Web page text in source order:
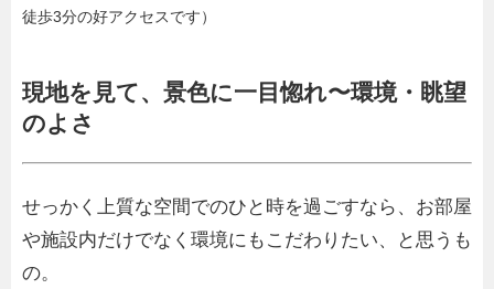
徒歩3分の好アクセスです）
現地を見て、景色に一目惚れ〜環境・眺望
のよさ
せっかく上質な空間でのひと時を過ごすなら、お部屋
や施設内だけでなく環境にもこだわりたい、と思うも
の。